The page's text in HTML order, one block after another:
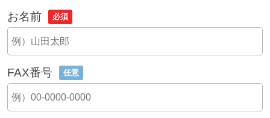
お名前 必須
FAX番号 任意